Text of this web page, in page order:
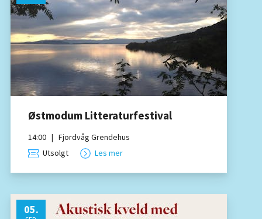
Østmodum Litteraturfestival
14:00 | Fjordvåg Grendehus
Utsolgt
Les mer
05.